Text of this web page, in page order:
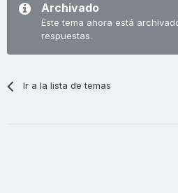
Archivado
Este tema ahora está
respuestas.
Ir a la lista de temas